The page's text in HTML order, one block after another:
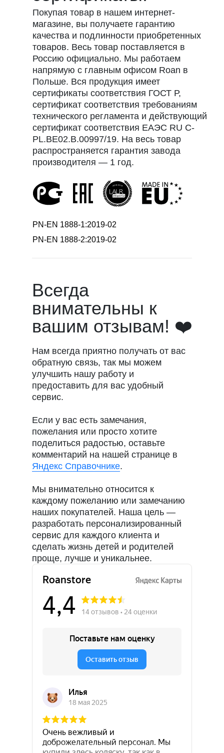
Покупая товар в нашем интернет-
магазине, вы получаете гарантию
качества и подлинности приобретенных
товаров. Весь товар поставляется в
Россию официально. Мы работаем
напрямую с главным офисом Roan в
Польше. Вся продукция имеет
сертификаты соответствия ГОСТ Р,
сертификат соответствия требованиям
технического регламента и действующий
сертификат соответствия EAЭC RU С-
PL.ВЕ02.В.00997/19. На весь товар
распространяется гарантия завода
производителя — 1 год.
PN-EN 1888-1:2019-02
PN-EN 1888-2:2019-02
Всегда
внимательны к
вашим отзывам! ❤️
Нам всегда приятно получать от вас
обратную связь, так мы можем
улучшить нашу работу и
предоставить для вас удобный
сервис.
Если у вас есть замечания,
пожелания или просто хотите
поделиться радостью, оставьте
комментарий на нашей странице в
Яндекс Справочнике.
Мы внимательно относится к
каждому пожеланию или замечанию
наших покупателей. Наша цель —
разработать персонализированный
сервис для каждого клиента и
сделать жизнь детей и родителей
проще, лучше и уникальнее.